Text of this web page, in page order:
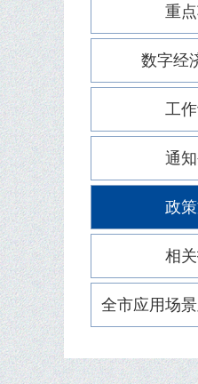
重
数字经
工
通
政
相
全市应用场